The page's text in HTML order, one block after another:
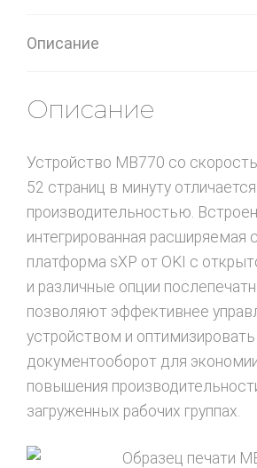
Описание
Описание
Устройство MB770 со
52 страниц в минуту
производительностью.
интегрированная расширяемая
платформа sXP от OKI с
и различные опции
позволяют эффективнее
устройством и оптимизировать
документооборот для
повышения
загруженных рабочих группах.